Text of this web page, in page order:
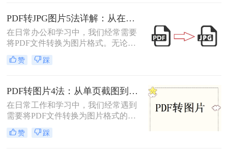
便于在更多设备上查看、分享或进行
编辑。那么怎么将pdf转换成jpg图片
呢？本文将介绍两种将PDF转换成
JPG图片的方法，包括使用专业软件
和在线转换工具，帮助大家轻松应对
这一需求。
PDF转JPG图片5法详解：从在线工具到桌面端全路径对比！
在日常办公和学习中，我们经常需要
将PDF文件转换为图片格式。无论是
为了方便分享、嵌入演示文稿，还是
为了保护文档内容不被随意编辑，掌
实用的技能。本文将详细介绍5种经
过验证的有效方法，帮助您根据不同
场景选择最适合的解决方案。
赞 踩
PDF转图片4法：从单页截图到批量导出的完整操作路径！
在日常工作和学习中，我们经常遇到
需要将PDF文件转换为图片格式的情
况。无论是制作PPT素材、在社交媒
体分享资料，还是在不方便打开PDF
赞 踩